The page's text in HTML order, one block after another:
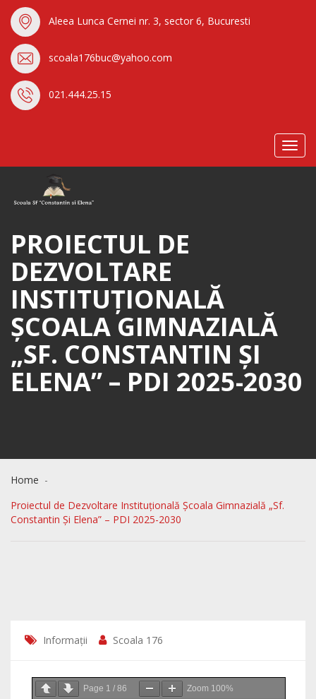
Aleea Lunca Cernei nr. 3, sector 6, Bucuresti
scoala176buc@yahoo.com
021.444.25.15
PROIECTUL DE
DEZVOLTARE
INSTITUȚIONALĂ
ȘCOALA GIMNAZIALĂ
„SF. CONSTANTIN ȘI
ELENA” – PDI 2025-2030
Home
Proiectul de Dezvoltare Instituțională Școala Gimnazială „Sf.
Constantin Și Elena” – PDI 2025-2030
Informații Scoala 176
Page 1 / 86 Zoom 100%